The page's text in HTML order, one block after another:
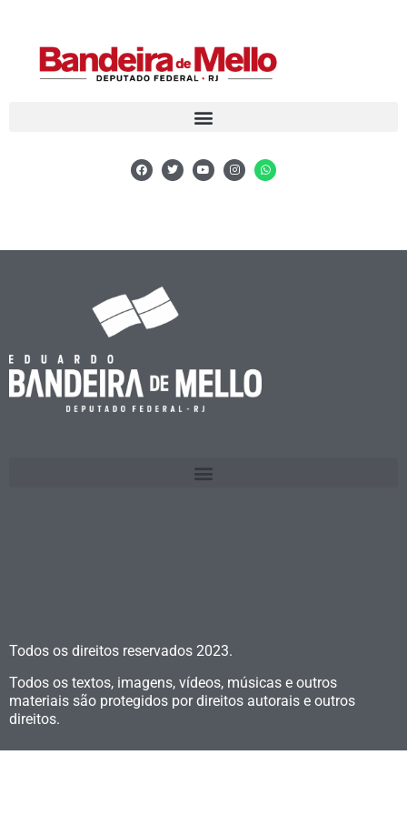
Todos os direitos reservados 2023.
Todos os textos, imagens, vídeos, músicas e outros
materiais são protegidos por direitos autorais e outros
direitos.